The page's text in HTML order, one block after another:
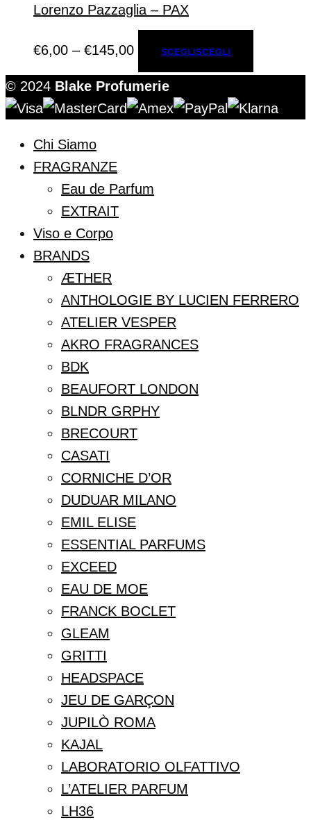
Lorenzo Pazzaglia – PAX
€6,00 – €145,00 SCEGLISCEGLI
© 2024 Blake Profumerie
Chi Siamo
FRAGRANZE
Eau de Parfum
EXTRAIT
Viso e Corpo
BRANDS
ÆTHER
ANTHOLOGIE BY LUCIEN FERRERO
ATELIER VESPER
AKRO FRAGRANCES
BDK
BEAUFORT LONDON
BLNDR GRPHY
BRECOURT
CASATI
CORNICHE D’OR
DUDUAR MILANO
EMIL ELISE
ESSENTIAL PARFUMS
EXCEED
EAU DE MOE
FRANCK BOCLET
GLEAM
GRITTI
HEADSPACE
JEU DE GARÇON
JUPILÒ ROMA
KAJAL
LABORATORIO OLFATTIVO
L’ATELIER PARFUM
LH36